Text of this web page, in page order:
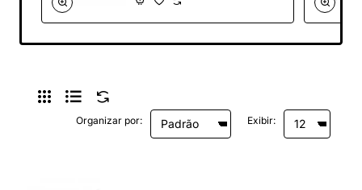
Organizar por: Exibir: